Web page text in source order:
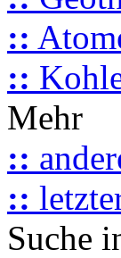
::
::
Mehr
::
::
Suche